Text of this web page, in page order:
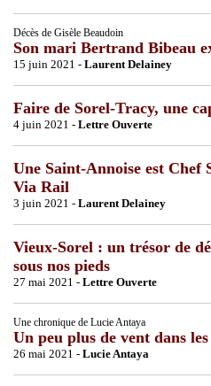
Décès de Gisèle Beaudoin
Son mari Bertrand Bibeau
15 juin 2021 - Laurent Delainey
Faire de Sorel-Tracy, une
4 juin 2021 - Lettre Ouverte
Une Saint-Annoise est Chef
Via Rail
3 juin 2021 - Laurent Delainey
Vieux-Sorel : un trésor de
sous nos pieds
27 mai 2021 - Lettre Ouverte
Une chronique de Lucie Antaya
Un peu plus de vent dans
26 mai 2021 - Lucie Antaya